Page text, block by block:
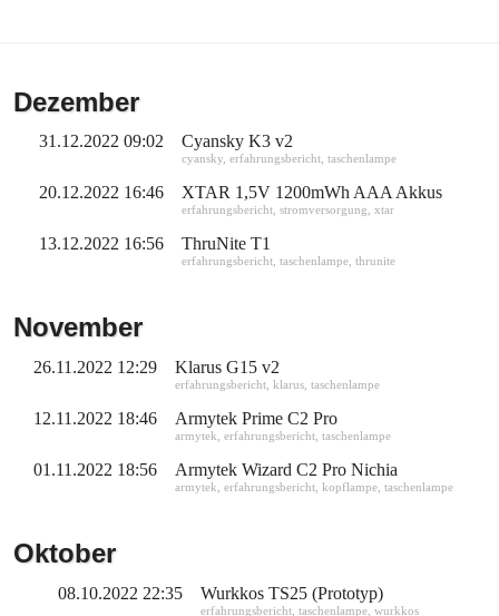
Dezember
31.12.2022 09:02 Cyansky K3 v2
cyansky, erfahrungsbericht, taschenlampe
20.12.2022 16:46 XTAR 1,5V 1200mWh AAA Akkus
erfahrungsbericht, stromversorgung xtar
13.12.2022 16:56 ThruNite T1
erfahrungsbericht, taschenlampe, thrunite
November
26.11.2022 12:29 Klarus G15 v2
erfahrungsbericht, klarus, taschenlampe
12.11.2022 18:46 Armytek Prime C2 Pro
armytek erfahrungsbericht, taschenlampe
01.11.2022 18:56 Armytek Wizard C2 Pro Nichia
armytek erfahrungsbericht, kopflampe, taschenlampe
Oktober
08.10.2022 22:35 Wurkkos TS25 (Prototyp)
erfahrungsbericht, taschenlampe, wurkkos